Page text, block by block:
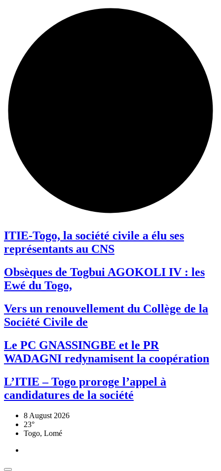
ITIE-Togo, la société civile a élu ses
représentants au CNS
Obsèques de Togbui AGOKOLI IV : les
Ewé du Togo,
Vers un renouvellement du Collège de la
Société Civile de
Le PC GNASSINGBE et le PR
WADAGNI redynamisent la coopération
L’ITIE – Togo proroge l’appel à
candidatures de la société
8 August 2026
23°
Togo, Lomé